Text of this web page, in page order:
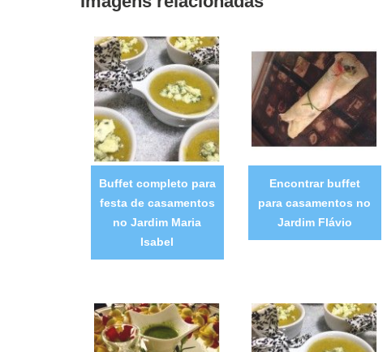
Buffet completo para
festa de casamentos
no Jardim Maria
Isabel
Encontrar buffet
para casamentos no
Jardim Flávio